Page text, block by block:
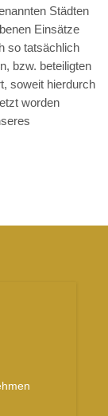
Städten
Einsätze
so tatsächlich
bzw. beteiligten
soweit hierdurch
worden